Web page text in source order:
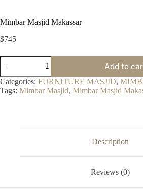
Mimbar Masjid Makassar
$745
Mimbar
Masjid
Makassar
quantity
Add to
Categories: FURNITURE MASJID,
Tags: Mimbar Masjid, Mimbar Masjid
Description
Reviews (0)